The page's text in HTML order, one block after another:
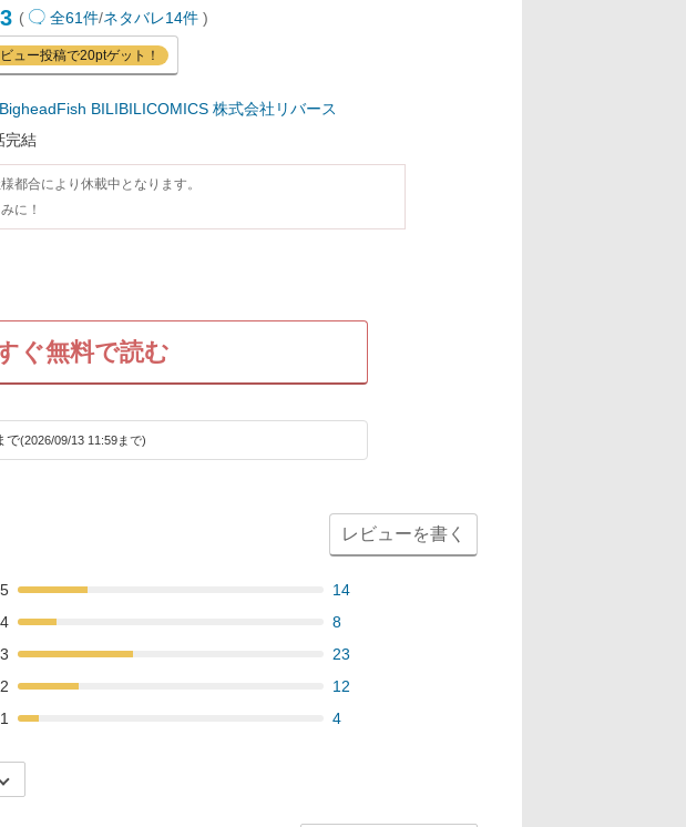
( 全61件/ネタバレ14件 )
ュー投稿で20ptゲット！
BigheadFish BILIBILICOMICS 株式会社リバース
完結
都合により休載中となります。
に！
ぐ無料で読む
で(2026/09/13 11:59まで)
レビューを書く
5
14
4
8
3
23
2
12
1
4